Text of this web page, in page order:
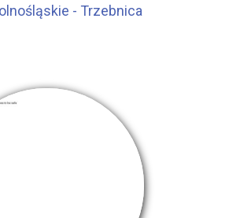
- Trzebnica